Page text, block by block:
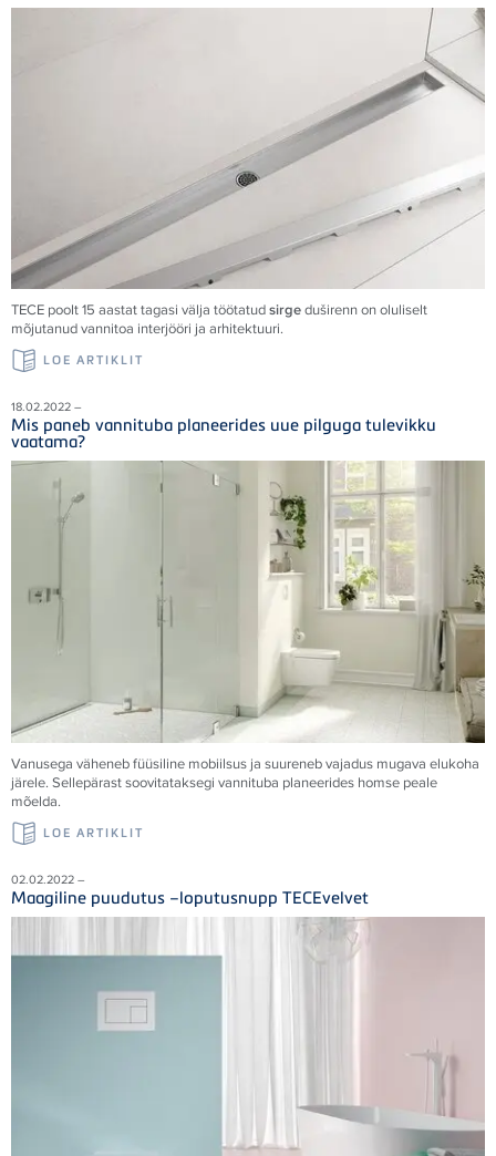
TECE poolt 15 aastat tagasi välja töötatudsirgeduširenn on oluliselt
mõjutanud vannitoa interjööri ja arhitektuuri.
LOE ARTIKLIT
18.02.2022 –
Mis paneb vannituba planeerides uue pilguga tulevikku
vaatama?
Vanusega väheneb füüsiline mobiilsus ja suureneb vajadus mugava elukoha
järele. Sellepärast soovitataksegi vannituba planeerides homse peale
mõelda.
LOE ARTIKLIT
02.02.2022 –
Maagiline puudutus –loputusnupp TECEvelvet